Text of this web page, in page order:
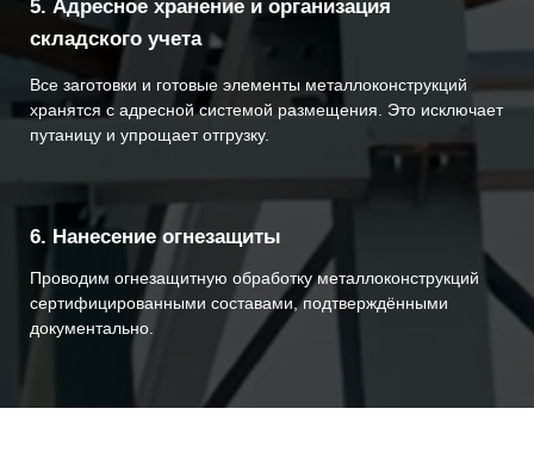
Как мы производим
металлоконструкции
несущие каркасы зданий и сооружений
сварные балки и фермы
металлоконструкции длябыстровозводимых зданий, складов
и ангаров
лестницы, площадки обслуживания, ограждения
технологические и вспомогательные конструкции
Производство металлоконструкций в ТеплоСевер выстроено как
единый технологический процесс. Работы начинаются с анализа